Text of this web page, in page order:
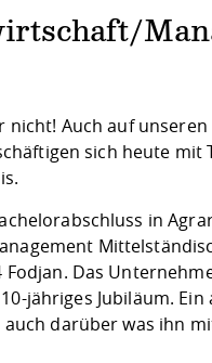
nicht! Auch auf
sich heute mit
in
Das
jähriges Jubiläum. Ein
darüber was ihn